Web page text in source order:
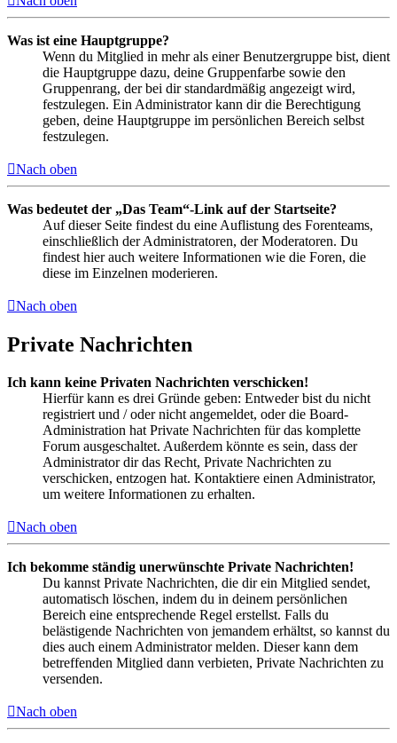
Was ist eine Hauptgruppe?
Wenn du Mitglied in mehr als einer Benutzergruppe bist, dient
die Hauptgruppe dazu, deine Gruppenfarbe sowie den
Gruppenrang, der bei dir standardmäßig angezeigt wird,
festzulegen. Ein Administrator kann dir die Berechtigung
geben, deine Hauptgruppe im persönlichen Bereich selbst
festzulegen.
Nach oben
Was bedeutet der „Das Team“-Link auf der Startseite?
Auf dieser Seite findest du eine Auflistung des Forenteams,
einschließlich der Administratoren, der Moderatoren. Du
findest hier auch weitere Informationen wie die Foren, die
diese im Einzelnen moderieren.
Nach oben
Private Nachrichten
Ich kann keine Privaten Nachrichten verschicken!
Hierfür kann es drei Gründe geben: Entweder bist du nicht
registriert und / oder nicht angemeldet, oder die Board-
Administration hat Private Nachrichten für das komplette
Forum ausgeschaltet. Außerdem könnte es sein, dass der
Administrator dir das Recht, Private Nachrichten zu
verschicken, entzogen hat. Kontaktiere einen Administrator,
um weitere Informationen zu erhalten.
Nach oben
Ich bekomme ständig unerwünschte Private Nachrichten!
Du kannst Private Nachrichten, die dir ein Mitglied sendet,
automatisch löschen, indem du in deinem persönlichen
Bereich eine entsprechende Regel erstellst. Falls du
belästigende Nachrichten von jemandem erhältst, so kannst du
dies auch einem Administrator melden. Dieser kann dem
betreffenden Mitglied dann verbieten, Private Nachrichten zu
versenden.
Nach oben